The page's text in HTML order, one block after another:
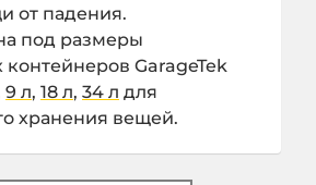
от падения.
под размеры
контейнеров GarageTek
9 л, 18 л, 34 л для
хранения вещей.